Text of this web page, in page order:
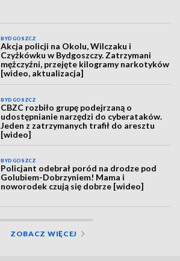
BYDGOSZCZ
Akcja policji na Okolu, Wilczaku i
Czyżkówku w Bydgoszczy. Zatrzymani
mężczyźni, przejęte kilogramy narkotyków
[wideo, aktualizacja]
BYDGOSZCZ
CBZC rozbiło grupę podejrzaną o
udostępnianie narzędzi do cyberataków.
Jeden z zatrzymanych trafił do aresztu
[wideo]
BYDGOSZCZ
Policjant odebrał poród na drodze pod
Golubiem-Dobrzyniem! Mama i
noworodek czują się dobrze [wideo]
ZOBACZ WIĘCEJ